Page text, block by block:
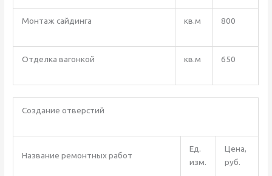
Монтаж сайдинга кв.м 800
Отделка вагонкой кв.м 650
Создание отверстий
Название ремонтных работ
Ед.
изм.
Цена,
руб.